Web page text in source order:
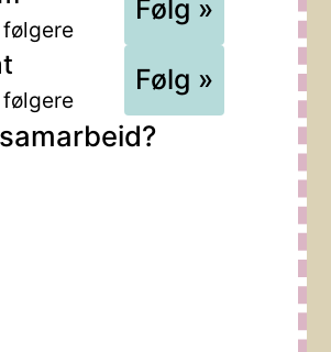
Følg »
Følg »